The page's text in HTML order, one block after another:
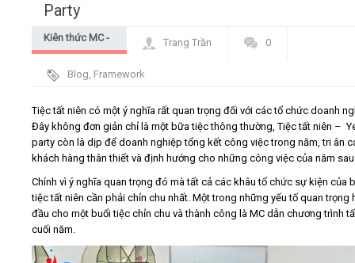
Video
Kiến thức
Liên hệ - Đăng ký
Party
Kiên thức MC -
trình
Trang Trần 0
Blog, Framework
Tiệc tất niên có một ý nghĩa rất quan trọng đối với các tổ chức doanh
Đây không đơn giản chỉ là một bữa tiệc thông thường, Tiệc tất niên –
party còn là dịp để doanh nghiệp tổng kết công việc trong năm, tri ân
khách hàng thân thiết và định hướng cho những công việc của năm
Chính vì ý nghĩa quan trọng đó mà tất cả các khâu tổ chức sự kiện của
tiệc tất niên cần phải chỉn chu nhất. Một trong những yếu tố quan trọng
đầu cho một buổi tiệc chỉn chu và thành công là MC dẫn chương trình
cuối năm.